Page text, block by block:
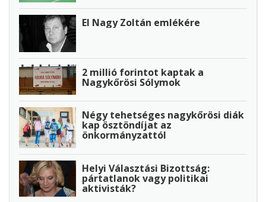
El Nagy Zoltán emlékére
2 millió forintot kaptak a
Nagykőrösi Sólymok
Négy tehetséges nagykőrösi diák
kap ösztöndíjat az
önkormányzattól
Helyi Választási Bizottság:
pártatlanok vagy politikai
aktivisták?